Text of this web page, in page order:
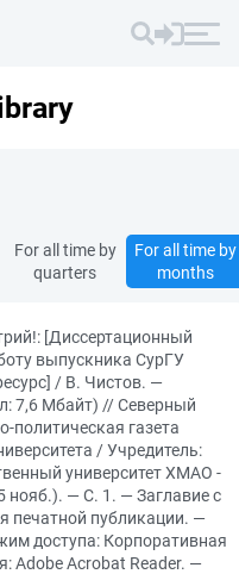
For all time by
quarters
For all time by
months
[Диссертационный
выпускника СурГУ
/ В. Чистов. —
7,6 Мбайт) // Северный
политическая газета
/ Учредитель:
университет ХМАО -
— С. 1. — Заглавие с
печатной публикации. —
доступа: Корпоративная
Adobe Acrobat Reader. —